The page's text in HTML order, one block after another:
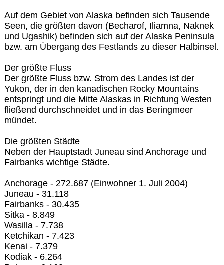
Auf dem Gebiet von Alaska befinden sich Tausende
Seen, die größten davon (Becharof, Iliamna, Naknek
und Ugashik) befinden sich auf der Alaska Peninsula
bzw. am Übergang des Festlands zu dieser Halbinsel.
Der größte Fluss
Der größte Fluss bzw. Strom des Landes ist der
Yukon, der in den kanadischen Rocky Mountains
entspringt und die Mitte Alaskas in Richtung Westen
fließend durchschneidet und in das Beringmeer
mündet.
Die größten Städte
Neben der Hauptstadt Juneau sind Anchorage und
Fairbanks wichtige Städte.
Anchorage - 272.687 (Einwohner 1. Juli 2004)
Juneau - 31.118
Fairbanks - 30.435
Sitka - 8.849
Wasilla - 7.738
Ketchikan - 7.423
Kenai - 7.379
Kodiak - 6.264